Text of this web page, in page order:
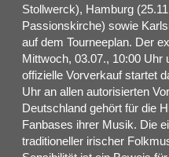
Stollwerck), Hamburg
Passionskirche) sowie
auf dem Tourneeplan. Der
Mittwoch, 03.07., 10:00 Uhr
offizielle Vorverkauf startet
Uhr an allen autorisierten
Deutschland gehört für die
Fanbases ihrer Musik. Die
traditioneller irischer